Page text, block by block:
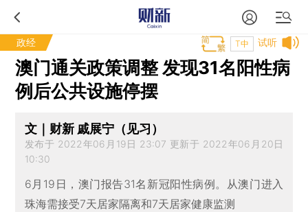
政经 试听
T中
澳门通关政策调整 发现31名阳性病
例后公共设施停摆
文｜财新 戚展宁（见习）
发布于 2022年06月19日 23:07 更新于 2022年06月20日
10:30
6月19日，澳门报告31名新冠阳性病例。从澳门进入
珠海需接受7天居家隔离和7天居家健康监测